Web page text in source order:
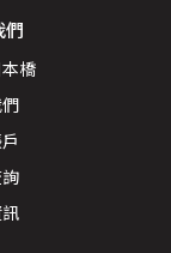
們
橋